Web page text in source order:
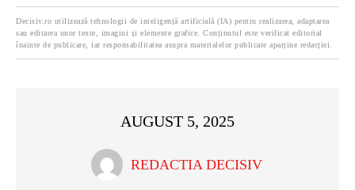
Decisiv.ro utilizează tehnologii de inteligență artificială (IA) pentru realizarea, adaptarea
sau editarea unor texte, imagini și elemente grafice. Conținutul este verificat editorial
înainte de publicare, iar responsabilitatea asupra materialelor publicate aparține redacției.
AUGUST 5, 2025
REDACTIA DECISIV